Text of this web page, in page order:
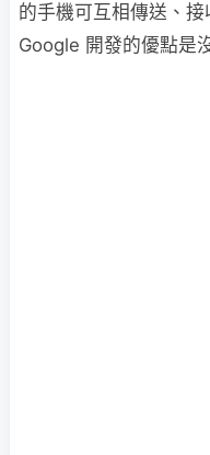
的手機可互相傳送、
Google 開發的優點是